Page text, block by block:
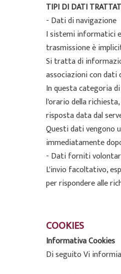
TIPI DI DATI
- Dati di navigazione
I sistemi informatici
trasmissione è
Si tratta di
associazioni con
In questa categoria
l'orario della
risposta data dal
Questi dati vengono
immediatamente
- Dati forniti
L'invio facoltativo,
per rispondere alle
COOKIES
Informativa Cookies
Di seguito Vi